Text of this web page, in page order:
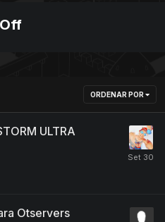
ORDENAR POR
ULTRA
Otservers